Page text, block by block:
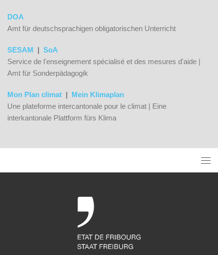
DOA
Amt für deutschsprachigen obligatorischen Unterricht
SESAM | SoA
Service de l'enseignement spécialisé et des mesures d'aide |
Amt für Sonderpädagogik
Mon Plan climat | Mein Klimaplan
Une plateforme intercantonale pour le climat | Eine
interkantonale Plattform fürs Klima